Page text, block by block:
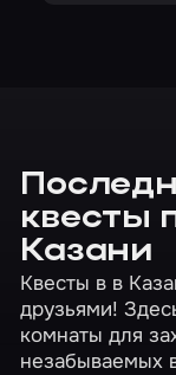
квесты
Казани
Квесты в в
друзьями!
комнаты для
незабываемых